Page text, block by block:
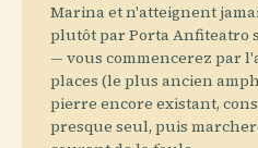
Marina et n'atteignent
plutôt par Porta Anfiteatro
— vous commencerez par
places (le plus ancien
pierre encore existant,
presque seul, puis